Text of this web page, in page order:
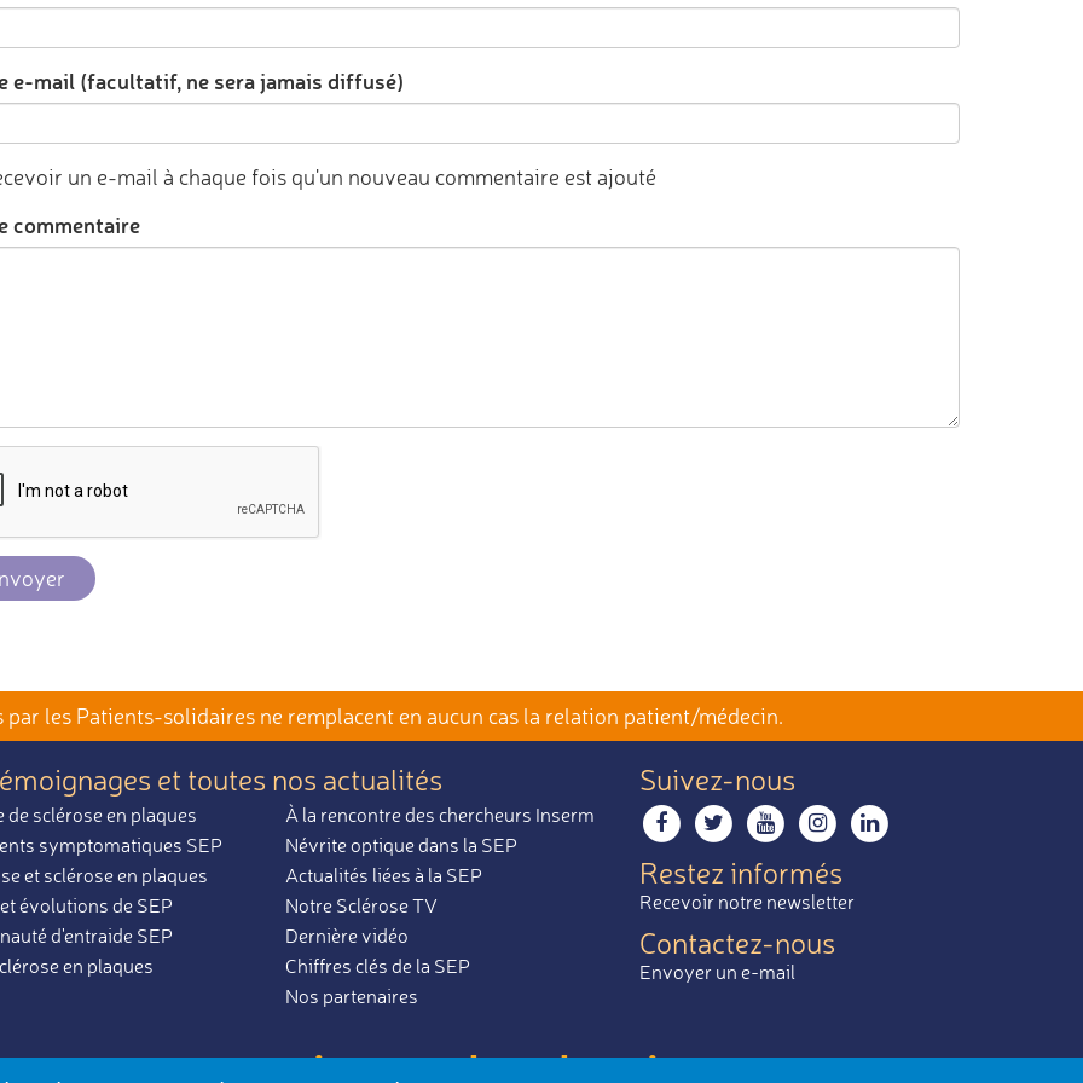
e-mail (facultatif, ne sera jamais diffusé)
un e-mail à chaque fois qu'un nouveau commentaire est ajouté
commentaire
par les Patients-solidaires ne remplacent en aucun cas la relation patient/médecin.
et toutes nos actualités
de sclérose en plaques
symptomatiques SEP
et sclérose en plaques
évolutions de SEP
d'entraide SEP
en plaques
À la rencontre des chercheurs Inserm
Névrite optique dans la SEP
Actualités liées à la SEP
Notre Sclérose TV
Dernière vidéo
Chiffres clés de la SEP
Nos partenaires
Suivez-nous
Restez informés
Recevoir notre newsletter
Contactez-nous
Envoyer un e-mail